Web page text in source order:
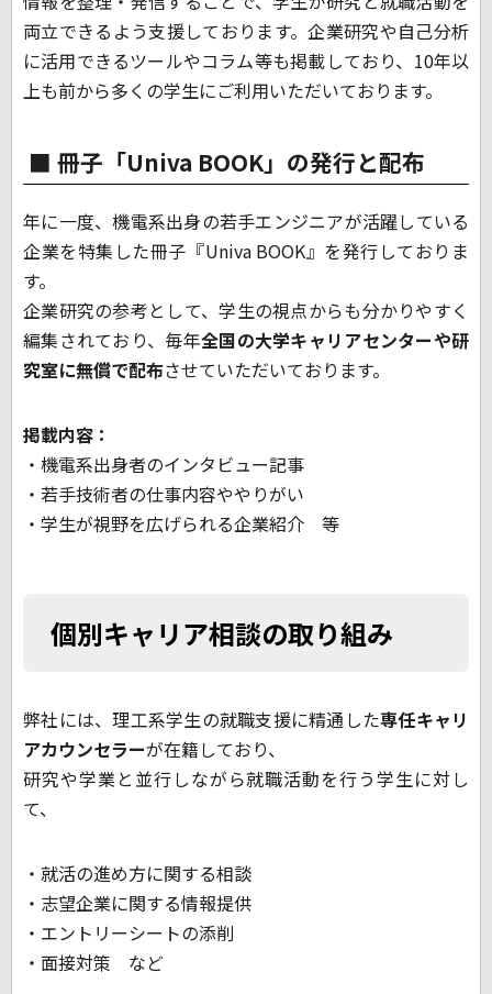
両立できるよう支援しております。企業研究や自己分析
に活用できるツールやコラム等も掲載しており、 10年以
上も前から多くの学生にご利用いただいております。
冊子「Univa BOOK」の発行と配布
年に一度、機電系出身の若手エンジニアが活躍している
企業を特集した冊子『Univa BOOK』を発行しておりま
す。
企業研究の参考として、学生の視点からも分かりやすく
編集されており、毎年全国の大学キャリアセンターや研
究室に無償で配布させていただいております。
掲載内容：
・機電系出身者のインタビュー記事
・若手技術者の仕事内容ややりがい
・学生が視野を広げられる企業紹介 等
個別キャリア相談の取り組み
弊社には、理工系学生の就職支援に精通した専任キャリ
アカウンセラーが在籍しており、
研究や学業と並行しながら就職活動を行う学生に対し
て、
・就活の進め方に関する相談
・志望企業に関する情報提供
・エントリーシートの添削
・面接対策 など